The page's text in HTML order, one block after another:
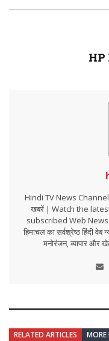
HP
Hindi TV News Channel
खबरें | Watch the
subscribed Web
हिमाचल का सर्वश्रेष्ठ हिंदी
मनोरंजन, व्यापार और
RELATED ARTICLES